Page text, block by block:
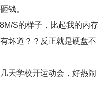
钱。
S的样子，比起我的内存
坏道？？反正就是硬盘不
天学校开运动会，好热闹